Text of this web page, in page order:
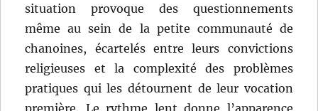
situation provoque des questionnements
même au sein de la petite communauté de
chanoines, écartelés entre leurs convictions
religieuses et la complexité des problèmes
pratiques qui les détournent de leur vocation